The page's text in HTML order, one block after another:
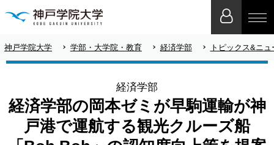
神戸学院大学 学部・大学院・教育 経済学部 トピックス&ニ
経済学部
経済学部の岡本ゼミが早駒運輸が神
戸港で運航する観光クルーズ船